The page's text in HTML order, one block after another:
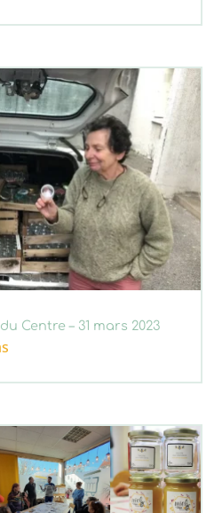
Centre – 31 mars 2023